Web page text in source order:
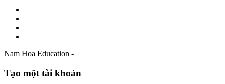
Nam Hoa Education -
Tạo một tài khoản